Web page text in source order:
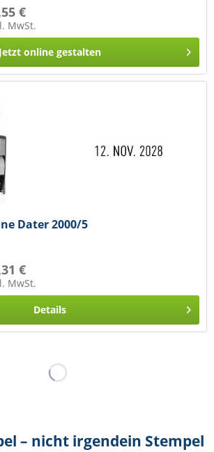
€
MwSt.
Jetzt online gestalten
Dater 2000/5
€
MwSt.
Details
– nicht irgendein Stempel